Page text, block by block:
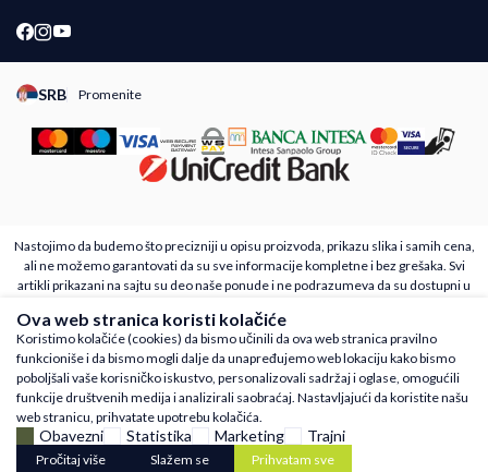
SRB Promenite
Promeni instancu sajta, posetite sajtove za druge zemlje
Nastojimo da budemo što precizniji u opisu proizvoda, prikazu slika i samih cena,
ali ne možemo garantovati da su sve informacije kompletne i bez grešaka. Svi
artikli prikazani na sajtu su deo naše ponude i ne podrazumeva da su dostupni u
Centra na 011 4221410
©2026www.runnmore.com Powered byNB SOFTSva prava zadržana.
Ova web stranica koristi kolačiće
Koristimo kolačiće (cookies) da bismo učinili da ova web stranica pravilno
funkcioniše i da bismo mogli dalje da unapređujemo web lokaciju kako bismo
poboljšali vaše korisničko iskustvo, personalizovali sadržaj i oglase, omogućili
funkcije društvenih medija i analizirali saobraćaj. Nastavljajući da koristite našu
web stranicu, prihvatate upotrebu kolačića.
Obavezni Statistika Marketing Trajni
Pročitaj više Slažem se Prihvatam sve